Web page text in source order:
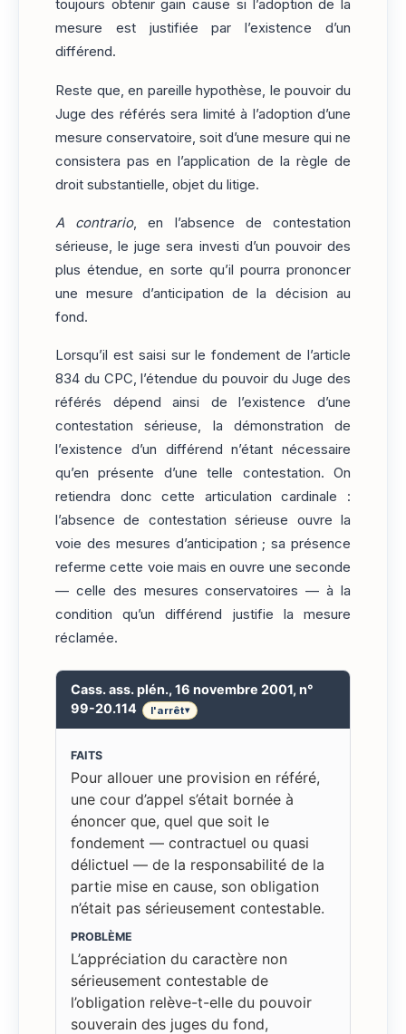
toujours obtenir gain cause si l’adoption de la
mesure est justifiée par l’existence d’un
différend.
Reste que, en pareille hypothèse, le pouvoir du
Juge des référés sera limité à l’adoption d’une
mesure conservatoire, soit d’une mesure qui ne
consistera pas en l’application de la règle de
droit substantielle, objet du litige.
A contrario, en l’absence de contestation
sérieuse, le juge sera investi d’un pouvoir des
plus étendue, en sorte qu’il pourra prononcer
une mesure d’anticipation de la décision au
fond.
Lorsqu’il est saisi sur le fondement de l’article
834 du CPC, l’étendue du pouvoir du Juge des
référés dépend ainsi de l’existence d’une
contestation sérieuse, la démonstration de
l’existence d’un différend n’étant nécessaire
qu’en présente d’une telle contestation. On
retiendra donc cette articulation cardinale :
l’absence de contestation sérieuse ouvre la
voie des mesures d’anticipation ; sa présence
referme cette voie mais en ouvre une seconde
— celle des mesures conservatoires — à la
condition qu’un différend justifie la mesure
réclamée.
Cass. ass. plén., 16 novembre 2001, n°
99-20.114
l'arrêt▾
FAITS
Pour allouer une provision en référé,
une cour d’appel s’était bornée à
énoncer que, quel que soit le
fondement — contractuel ou quasi
délictuel — de la responsabilité de la
partie mise en cause, son obligation
n’était pas sérieusement contestable.
PROBLÈME
L’appréciation du caractère non
sérieusement contestable de
l’obligation relève-t-elle du pouvoir
souverain des juges du fond,